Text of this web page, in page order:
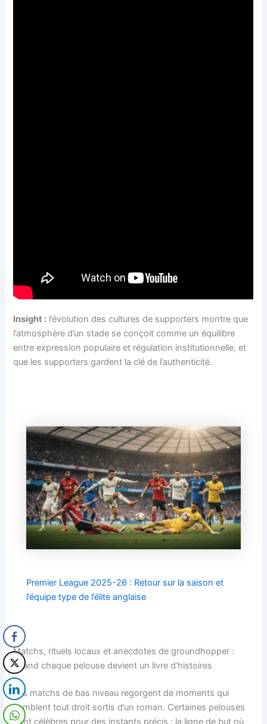
Insight : l’évolution des cultures de supporters montre que
l’atmosphère d’un stade se conçoit comme un équilibre
entre expression populaire et régulation institutionnelle, et
que les supporters gardent la clé de l’authenticité.
Premier League 2025-26 : Retour sur la saison et
l’équipe type de l’élite anglaise
Matchs, rituels locaux et anecdotes de groundhopper :
quand chaque pelouse devient un livre d’histoires
Les matchs de bas niveau regorgent de moments qui
semblent tout droit sortis d’un roman. Certaines pelouses
sont célèbres pour des instants précis : la ligne de but où